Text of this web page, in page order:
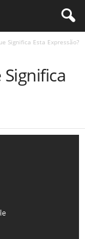
Significa Esta Expressão?